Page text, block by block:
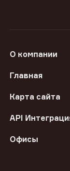
О компании
Главная
Карта сайта
API
Офисы